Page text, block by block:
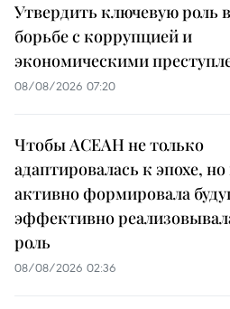
Утвердить ключевую роль в
борьбе с коррупцией и
экономическими
08/08/2026 07:20
Чтобы АСЕАН не только
адаптировалась к эпохе, но
активно формировала
эффективно
роль
08/08/2026 02:36